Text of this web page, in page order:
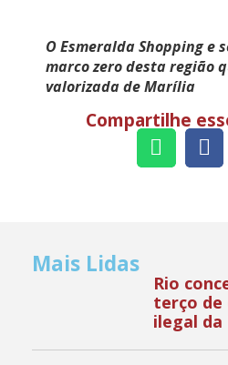
O Esmeralda Shopping e
marco zero desta região
valorizada de Marília
Compartilhe
Mais Lidas
Rio
terço de
ilegal da